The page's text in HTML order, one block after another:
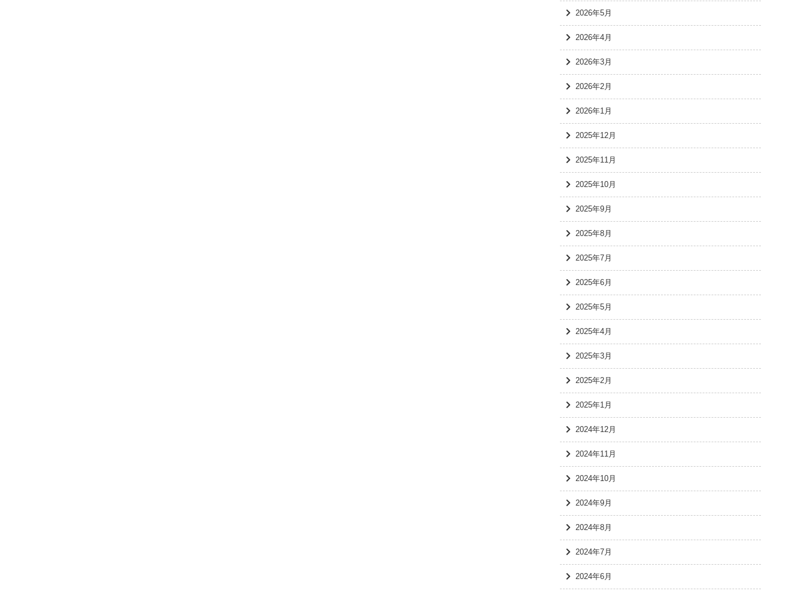
2026年5月
2026年4月
2026年3月
2026年2月
2026年1月
2025年12月
2025年11月
2025年10月
2025年9月
2025年8月
2025年7月
2025年6月
2025年5月
2025年4月
2025年3月
2025年2月
2025年1月
2024年12月
2024年11月
2024年10月
2024年9月
2024年8月
2024年7月
2024年6月